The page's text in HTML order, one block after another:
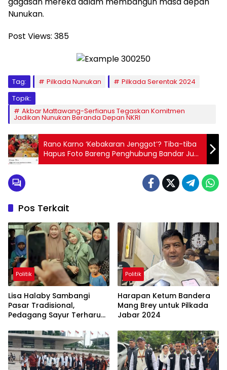
Nunukan.
Post Views: 385
Tag: Pilkada Nunukan
Pilkada Serentak 2024
Topik:
Akbar Mattawang-Serfianus Tegaskan Komitmen
Jadikan Nunukan Beranda Depan NKRI
Rano Karno ‘Kebakaran Jenggot’? Tiba-tiba
Hapus Foto Bareng Penghubung Bandar Judi
Online
Pos Terkait
Politik
Lisa Halaby Sambangi
Pasar Tradisional,
Pedagang Sayur Terharu
Politik
Harapan Ketum Bandera
Mang Brey untuk Pilkada
Jabar 2024